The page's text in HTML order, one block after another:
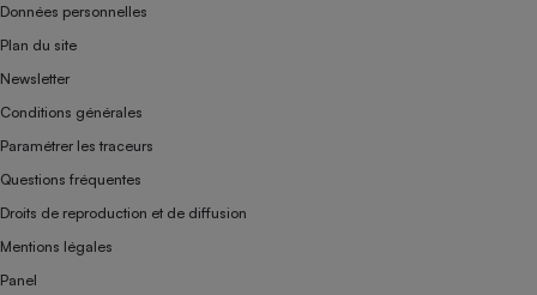
Données personnelles
Plan du site
Newsletter
Conditions générales
Paramétrer les traceurs
Questions fréquentes
Droits de reproduction et de diffusion
Mentions légales
Panel